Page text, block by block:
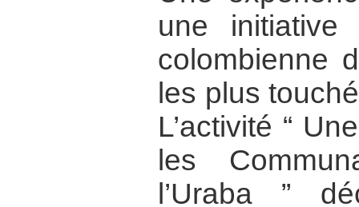
une
colombienne
les plus
L’activité “
les
l’Uraba ”